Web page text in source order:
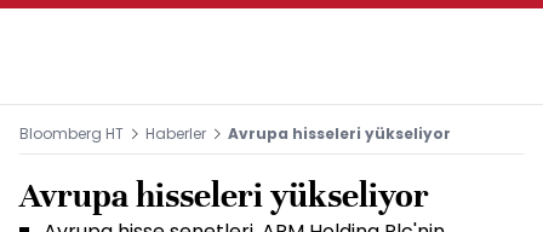
Bloomberg HT Haberler Avrupa hisseleri yükseliyor
Avrupa hisseleri yükseliyor